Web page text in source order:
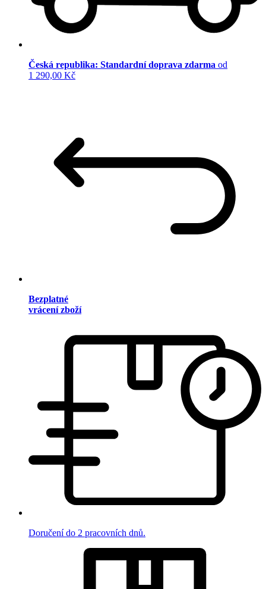
Česká republika: Standardní doprava zdarma od
1 290,00 Kč
Bezplatné
vrácení zboží
Doručení do 2 pracovních dnů.